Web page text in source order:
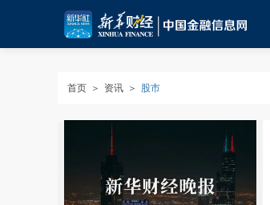
首页 ＞ 资讯 ＞ 股市